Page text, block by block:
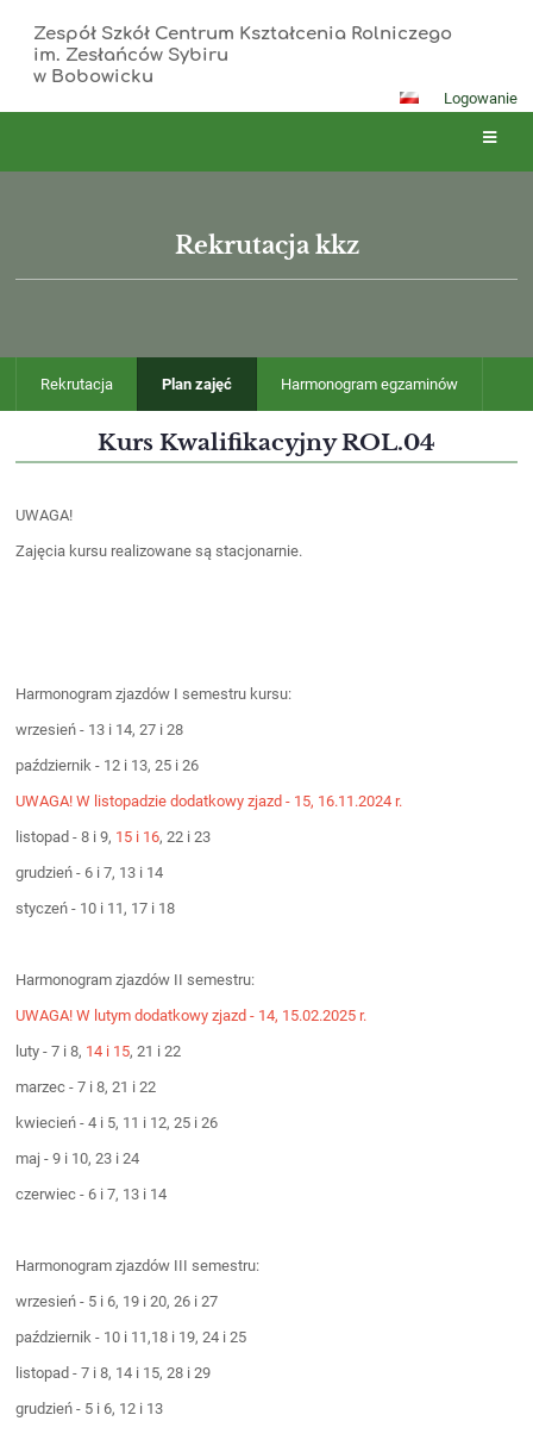
Zespół Szkół Centrum Kształcenia Rolniczego
im. Zesłańców Sybiru
w Bobowicku
Logowanie
Rekrutacja kkz
Rekrutacja Plan zajęć Harmonogram egzaminów
Kurs Kwalifikacyjny ROL.04
UWAGA!
Zajęcia kursu realizowane są stacjonarnie.
Harmonogram zjazdów I semestru kursu:
wrzesień - 13 i 14, 27 i 28
październik - 12 i 13, 25 i 26
UWAGA! W listopadzie dodatkowy zjazd - 15, 16.11.2024 r.
listopad - 8 i 9, 15 i 16, 22 i 23
grudzień - 6 i 7, 13 i 14
styczeń - 10 i 11, 17 i 18
Harmonogram zjazdów II semestru:
UWAGA! W lutym dodatkowy zjazd - 14, 15.02.2025 r.
luty - 7 i 8, 14 i 15, 21 i 22
marzec - 7 i 8, 21 i 22
kwiecień - 4 i 5, 11 i 12, 25 i 26
maj - 9 i 10, 23 i 24
czerwiec - 6 i 7, 13 i 14
Harmonogram zjazdów III semestru:
wrzesień - 5 i 6, 19 i 20, 26 i 27
październik - 10 i 11,18 i 19, 24 i 25
listopad - 7 i 8, 14 i 15, 28 i 29
grudzień - 5 i 6, 12 i 13